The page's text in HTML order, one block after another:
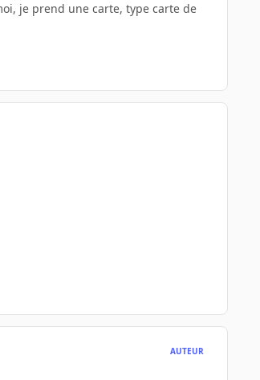
je prend une carte, type carte de
AUTEUR